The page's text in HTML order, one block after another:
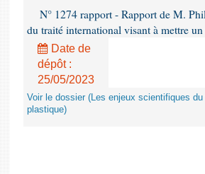
N° 1274 rapport - Rapport de M.
du traité international visant à mettre
Date de
dépôt :
25/05/2023
Voir le dossier (Les enjeux scientifiques
plastique)